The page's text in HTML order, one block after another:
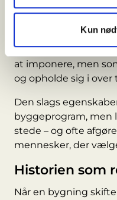
Kun
Mange lejere vælger
konstruktioner giver
sjældent kan tilbyde.
at imponere, men
og opholde sig i over
Den slags
byggeprogram, men
stede – og ofte
mennesker, der
Historien som
Når en bygning